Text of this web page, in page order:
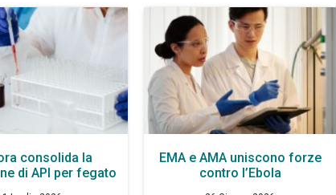
consolida la
di API per fegato
EMA e AMA uniscono forze
contro l’Ebola